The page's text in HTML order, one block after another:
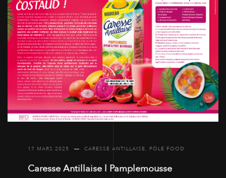
17 MARS 2025 CARESSE ANTILLAISE, PÔLE FOOD
Caresse Antillaise l Pamplemousse